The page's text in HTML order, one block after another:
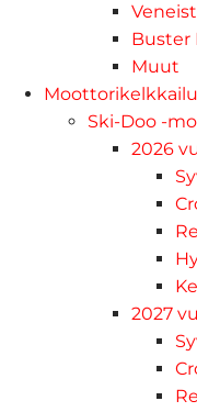
Muut
Moottorikelkkailu
Ski-Doo -
2026
2027